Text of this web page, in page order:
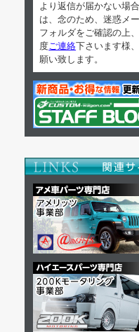
より返信が届かない場合
は、念のため、迷惑メ
フォルダをご確認の上
度 ご連絡下さいます様
願い致します。